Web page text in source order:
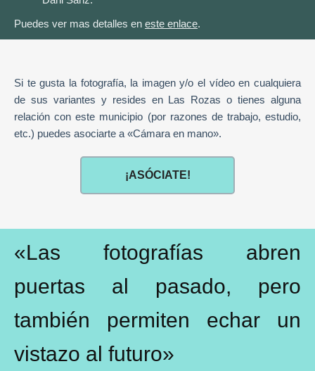
Puedes ver mas detalles en este enlace.
Si te gusta la fotografía, la imagen y/o el vídeo en cualquiera
de sus variantes y resides en Las Rozas o tienes alguna
relación con este municipio (por razones de trabajo, estudio,
etc.) puedes asociarte a «Cámara en mano».
¡ASÓCIATE!
«Las fotografías abren
puertas al pasado, pero
también permiten echar un
vistazo al futuro»